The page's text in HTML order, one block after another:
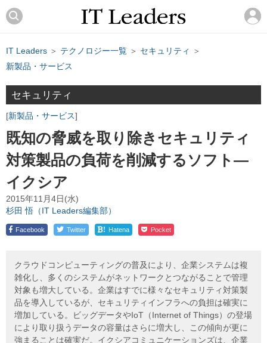
IT Leaders ＞ テクノロジー一覧 ＞ セキュリティ
＞
新製品・サービス
セキュリティ
新製品・サービス
既知の脅威を取り除きセキュリティ
対策製品の負荷を削減するソフト―
イクシア
2015年11月4日(水)
杉田 悟（IT Leaders編集部）
Facebook Twitter ! Hatena Pocket
クラウドコンピューティングの普及により、企業システムは複
雑化し、多くのシステムがネットワークとつながることで管理
対象も増大している。企業はすでに様々なセキュリティ対策製
品を導入しているが、セキュリティインフラへの負担は確実に
増加している。ビッグデータやIoT（Internet of Things）の登場
により取り扱うデータの容量はさらに増大し、この傾向が更に
強まることは確実だ。イクシアコミュニケーションズは、企業